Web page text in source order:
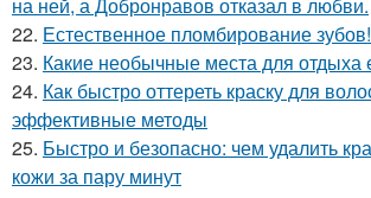
22. Естественное пломбирование зубов!
23. Какие необычные места для отдыха
24. Как быстро оттереть краску для
эффективные методы
25. Быстро и безопасно: чем удалить
кожи за пару минут